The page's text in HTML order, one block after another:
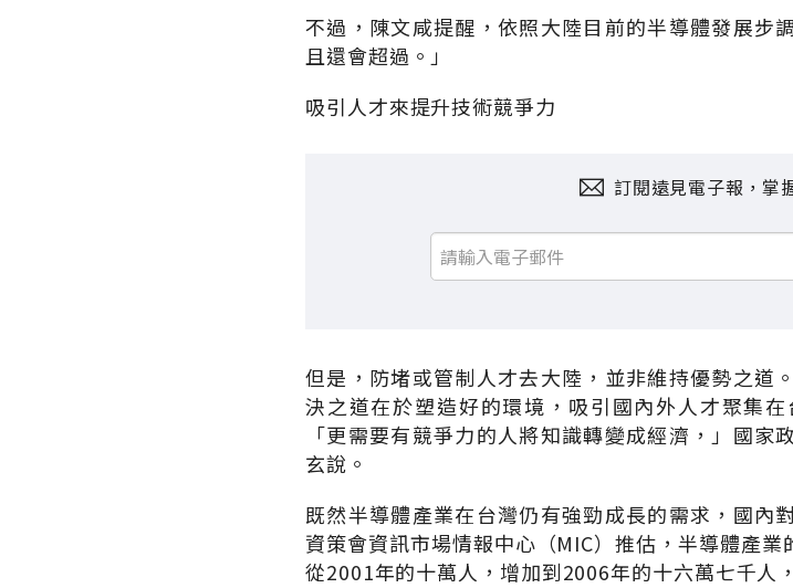
不過，陳文咸提醒，依照大陸目前的半導體發展步
且還會超過。」
吸引人才來提升技術競爭力
訂閱遠見電子報，掌
但是，防堵或管制人才去大陸，並非維持優勢之道
決之道在於塑造好的環境，吸引國內外人才聚集
「更需要有競爭力的人將知識轉變成經濟，」國
玄說。
既然半導體產業在台灣仍有強勁成長的需求，國內
資策會資訊市場情報中心（MIC）推估，半導體產
從2001年的十萬人，增加到2006年的十六萬七千人